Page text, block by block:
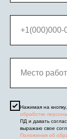
Нажимая на
обработке
ПД и давать
выражаю свое
Положения об